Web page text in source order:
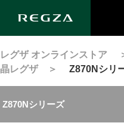
レグザ オンラインストア
晶レグザ＞ Z870Nシリ
Z870Nシリーズ